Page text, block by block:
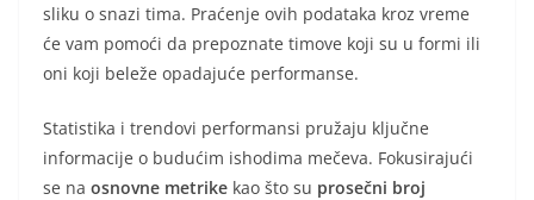
sliku o snazi tima. Praćenje ovih podataka kroz vreme
će vam pomoći da prepoznate timove koji su u formi ili
oni koji beleže opadajuće performanse.
Statistika i trendovi performansi pružaju ključne
informacije o budućim ishodima mečeva. Fokusirajući
se na osnovne metrike kao što su prosečni broj